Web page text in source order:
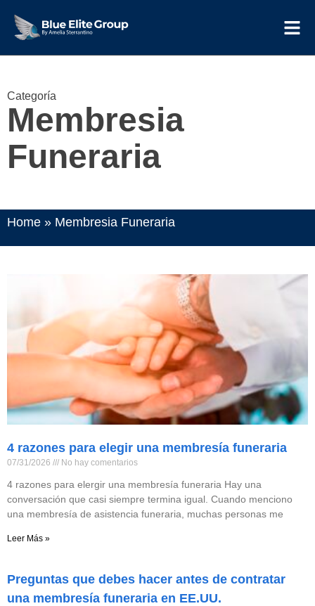
Categoría
Membresia
Funeraria
Home » Membresia Funeraria
4 razones para elegir una membresía funeraria
07/31/2026 No hay comentarios
4 razones para elergir una membresía funeraria Hay una
conversación que casi siempre termina igual. Cuando menciono
una membresía de asistencia funeraria, muchas personas me
Leer Más »
Preguntas que debes hacer antes de contratar
una membresía funeraria en EE.UU.